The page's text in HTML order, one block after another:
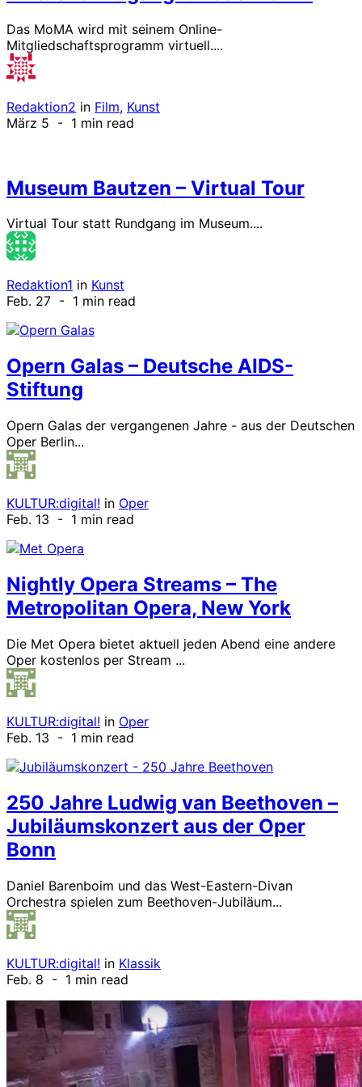
Das MoMA wird mit seinem Online-
Mitgliedschaftsprogramm virtuell....
Redaktion2 in Film, Kunst
März 5 - 1 min read
Museum Bautzen – Virtual Tour
Virtual Tour statt Rundgang im Museum....
Redaktion1 in Kunst
Feb. 27 - 1 min read
Opern Galas – Deutsche AIDS-
Stiftung
Opern Galas der vergangenen Jahre - aus der Deutschen
Oper Berlin...
KULTUR:digital! in Oper
Feb. 13 - 1 min read
Nightly Opera Streams – The
Metropolitan Opera, New York
Die Met Opera bietet aktuell jeden Abend eine andere
Oper kostenlos per Stream ...
KULTUR:digital! in Oper
Feb. 13 - 1 min read
250 Jahre Ludwig van Beethoven –
Jubiläumskonzert aus der Oper
Bonn
Daniel Barenboim und das West-Eastern-Divan
Orchestra spielen zum Beethoven-Jubiläum...
KULTUR:digital! in Klassik
Feb. 8 - 1 min read